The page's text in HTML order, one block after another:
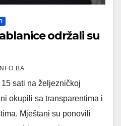
održali su
sati na željezničkoj
okupili sa transparentima i
Mještani su ponovili